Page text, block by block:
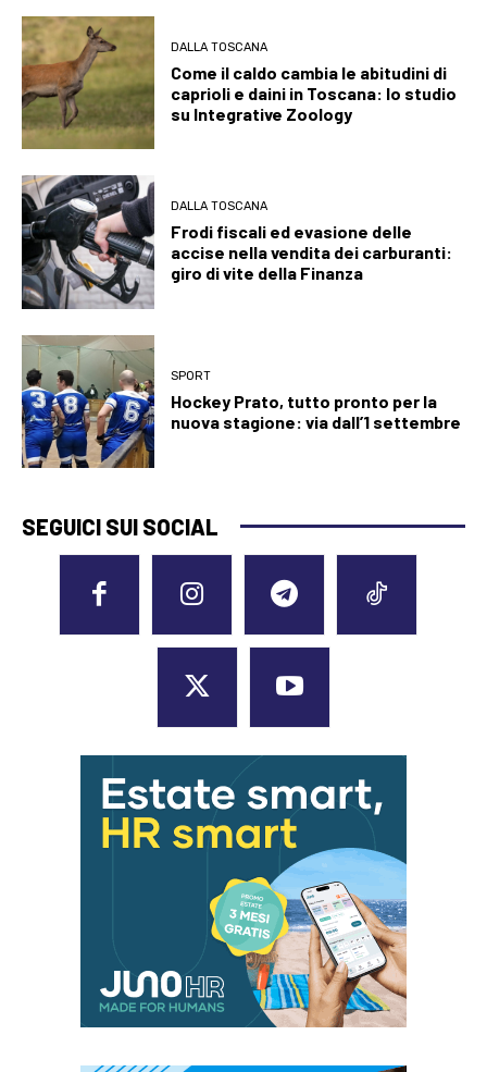
DALLA TOSCANA
Come il caldo cambia le abitudini di
caprioli e daini in Toscana: lo studio
su Integrative Zoology
DALLA TOSCANA
Frodi fiscali ed evasione delle
accise nella vendita dei carburanti:
giro di vite della Finanza
SPORT
Hockey Prato, tutto pronto per la
nuova stagione: via dall’1 settembre
SEGUICI SUI SOCIAL